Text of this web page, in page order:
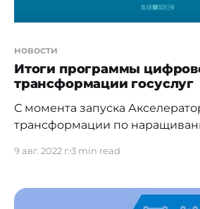
новости
Итоги программы
трансформации госуслуг
С момента запуска
трансформации по
"Национальным
Организации Объединенных
9 авг. 2022 г.3 min read